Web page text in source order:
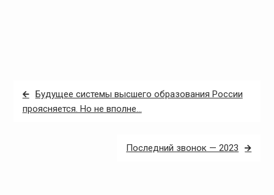
Навигация
по
Будущее системы высшего образования России
проясняется. Но не вполне…
Последний звонок — 2023